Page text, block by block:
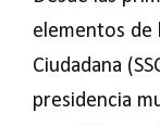
elementos de
Ciudadana
presidencia